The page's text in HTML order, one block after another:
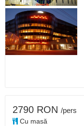
2790 RON /pers
Cu masă